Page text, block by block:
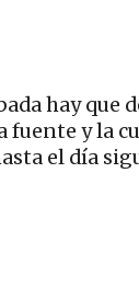
hay que
fuente y la
el día